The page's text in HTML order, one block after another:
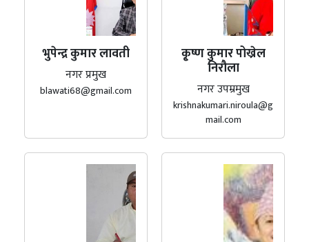
भुपेन्द्र कुमार लावती
नगर प्रमुख
blawati68@gmail.com
कृ्ष्ण कुमार पोख्रेल
निरौला
नगर उपम्रमुख
krishnakumari.niroula@g
mail.com